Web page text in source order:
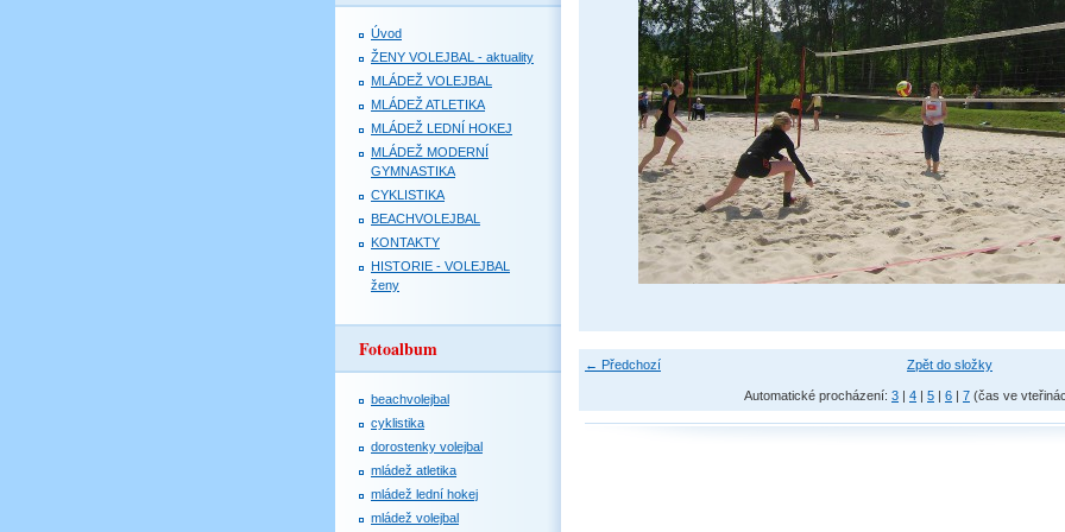
← Předchozí Zpět do složky
Automatické procházení: 3 | 4 | 5 | 6 | 7 (čas ve
Úvod
ŽENY VOLEJBAL - aktuality
MLÁDEŽ VOLEJBAL
MLÁDEŽ ATLETIKA
MLÁDEŽ LEDNÍ HOKEJ
MLÁDEŽ MODERNÍ
GYMNASTIKA
CYKLISTIKA
BEACHVOLEJBAL
KONTAKTY
HISTORIE - VOLEJBAL
ženy
Fotoalbum
beachvolejbal
cyklistika
dorostenky volejbal
mládež atletika
mládež lední hokej
mládež volejbal